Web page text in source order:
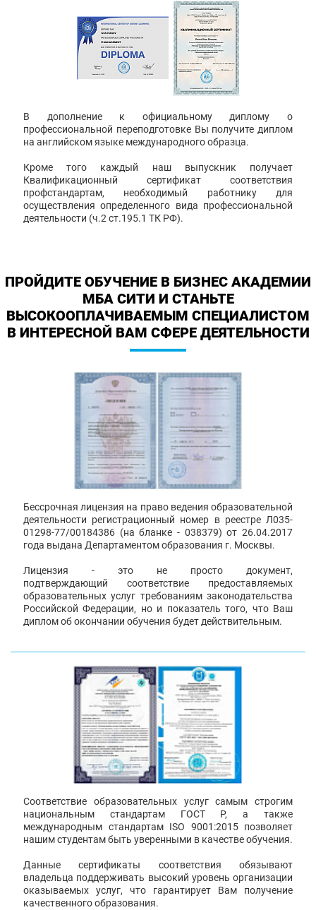
В дополнение к официальному диплому о
профессиональной переподготовке Вы получите диплом
на английском языке международного образца.
Кроме того каждый наш выпускник получает
Квалификационный сертификат соответствия
профстандартам, необходимый работнику для
осуществления определенного вида профессиональной
деятельности (ч.2 ст.195.1 ТК РФ).
ПРОЙДИТЕ ОБУЧЕНИЕ В БИЗНЕС АКАДЕМИИ
МБА СИТИ И СТАНЬТЕ
ВЫСОКООПЛАЧИВАЕМЫМ СПЕЦИАЛИСТОМ
В ИНТЕРЕСНОЙ ВАМ СФЕРЕ ДЕЯТЕЛЬНОСТИ
Бессрочная лицензия на право ведения образовательной
деятельности регистрационный номер в реестре Л035-
01298-77/00184386 (на бланке - 038379) от 26.04.2017
года выдана Департаментом образования г. Москвы.
Лицензия - это не просто документ,
подтверждающий соответствие предоставляемых
образовательных услуг требованиям законодательства
Российской Федерации, но и показатель того, что Ваш
диплом об окончании обучения будет действительным.
Соответствие образовательных услуг самым строгим
национальным стандартам ГОСТ Р, а также
международным стандартам ISO 9001:2015 позволяет
нашим студентам быть уверенными в качестве обучения.
Данные сертификаты соответствия обязывают
владельца поддерживать высокий уровень организации
оказываемых услуг, что гарантирует Вам получение
качественного образования.